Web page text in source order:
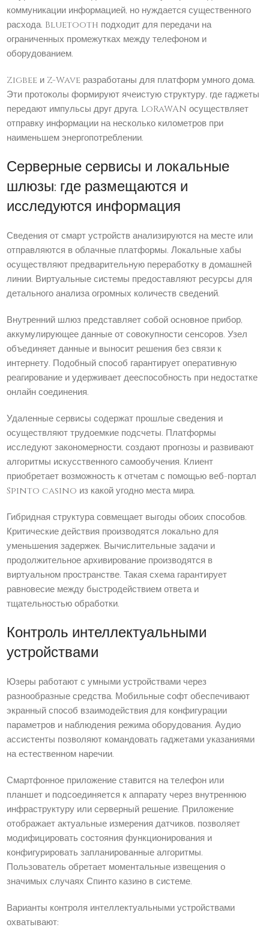
коммуникации информацией, но нуждается существенного
расхода. Bluetooth подходит для передачи на
ограниченных промежутках между телефоном и
оборудованием.
Zigbee и Z-Wave разработаны для платформ умного дома.
Эти протоколы формируют ячеистую структуру, где гаджеты
передают импульсы друг друга. LoRaWAN осуществляет
отправку информации на несколько километров при
наименьшем энергопотреблении.
Серверные сервисы и локальные
шлюзы: где размещаются и
исследуются информация
Сведения от смарт устройств анализируются на месте или
отправляются в облачные платформы. Локальные хабы
осуществляют предварительную переработку в домашней
линии. Виртуальные системы предоставляют ресурсы для
детального анализа огромных количеств сведений.
Внутренний шлюз представляет собой основное прибор,
аккумулирующее данные от совокупности сенсоров. Узел
объединяет данные и выносит решения без связи к
интернету. Подобный способ гарантирует оперативную
реагирование и удерживает дееспособность при недостатке
онлайн соединения.
Удаленные сервисы содержат прошлые сведения и
осуществляют трудоемкие подсчеты. Платформы
исследуют закономерности, создают прогнозы и развивают
алгоритмы искусственного самообучения. Клиент
приобретает возможность к отчетам с помощью веб-портал
Spinto casino из какой угодно места мира.
Гибридная структура совмещает выгоды обоих способов.
Критические действия производятся локально для
уменьшения задержек. Вычислительные задачи и
продолжительное архивирование производятся в
виртуальном пространстве. Такая схема гарантирует
равновесие между быстродействием ответа и
тщательностью обработки.
Контроль интеллектуальными
устройствами
Юзеры работают с умными устройствами через
разнообразные средства. Мобильные софт обеспечивают
экранный способ взаимодействия для конфигурации
параметров и наблюдения режима оборудования. Аудио
ассистенты позволяют командовать гаджетами указаниями
на естественном наречии.
Смартфонное приложение ставится на телефон или
планшет и подсоединяется к аппарату через внутреннюю
инфраструктуру или серверный решение. Приложение
отображает актуальные измерения датчиков, позволяет
модифицировать состояния функционирования и
конфигурировать запланированные алгоритмы.
Пользователь обретает моментальные извещения о
значимых случаях Спинто казино в системе.
Варианты контроля интеллектуальными устройствами
охватывают: